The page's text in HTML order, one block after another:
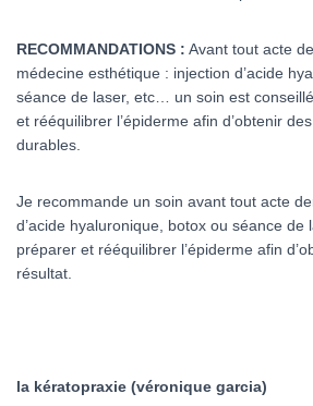
RECOMMANDATIONS : Avant tout acte
médecine esthétique : injection d’acide
séance de laser, etc… un soin est
et rééquilibrer l’épiderme afin d’obtenir
durables.
Je recommande un soin avant tout acte
d’acide hyaluronique, botox ou séance de
préparer et rééquilibrer l’épiderme afin
résultat.
la kératopraxie (véronique garcia)